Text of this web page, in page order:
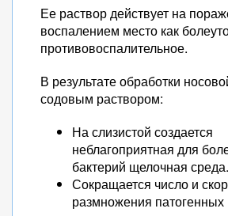
Ее раствор действует на
воспалением место как
противовоспалительное.
В результате обработки
содовым раствором:
На слизистой создается
неблагоприятная для
бактерий щелочная среда.
Сокращается число и
размножения патогенных